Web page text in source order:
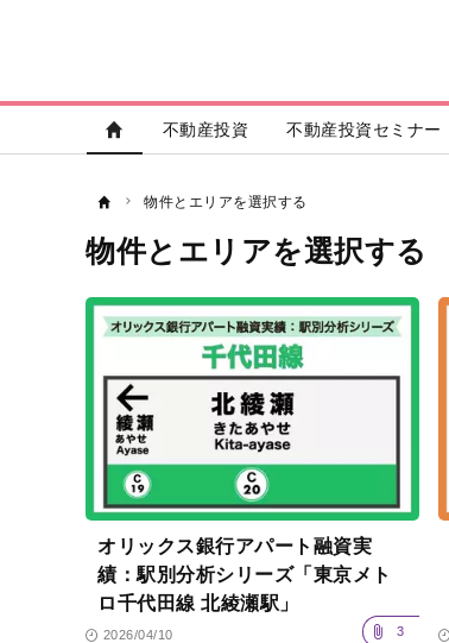
不動産投資 不動産投資セミナー
物件とエリアを選択する
物件とエリアを選択する
記
オリックス銀行アパート融資実
績：駅別分析シリーズ「東京メト
ロ千代田線 北綾瀬駅」
2026/04/10 3